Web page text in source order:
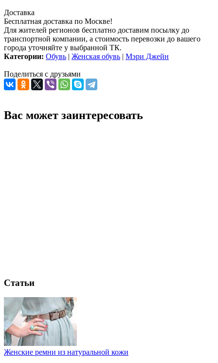
Доставка
Бесплатная доставка по Москве!
Для жителей регионов бесплатно доставим посылку до
транспортной компании, а стоимость перевозки до вашего
города уточняйте у выбранной ТК.
Категории: Обувь | Женская обувь | Мэри Джейн
Поделиться с друзьями
Вас может заинтересовать
Статьи
Женские ремни из натуральной кожи